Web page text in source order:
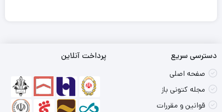
دسترسی سریع
صفحه اصلی
مجله کتونی باز
قوانین و مقررات
پرداخت آنلاین